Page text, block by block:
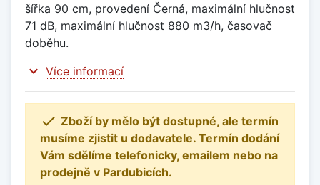
šířka 90 cm, provedení Černá, maximální hlučnost
71 dB, maximální hlučnost 880 m3/h, časovač
doběhu.
expand_more Více informací
 Zboží by mělo být dostupné, ale termín
musíme zjistit u dodavatele. Termín dodání
Vám sdělíme telefonicky, emailem nebo na
prodejně v Pardubicích.